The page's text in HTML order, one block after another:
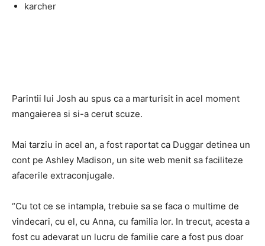
karcher
Parintii lui Josh au spus ca a marturisit in acel moment
mangaierea si si-a cerut scuze.
Mai tarziu in acel an, a fost raportat ca Duggar detinea un
cont pe Ashley Madison, un site web menit sa faciliteze
afacerile extraconjugale.
“Cu tot ce se intampla, trebuie sa se faca o multime de
vindecari, cu el, cu Anna, cu familia lor. In trecut, acesta a
fost cu adevarat un lucru de familie care a fost pus doar